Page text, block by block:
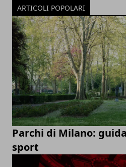
ARTICOLI POPOLARI
Parchi di Milano:
sport